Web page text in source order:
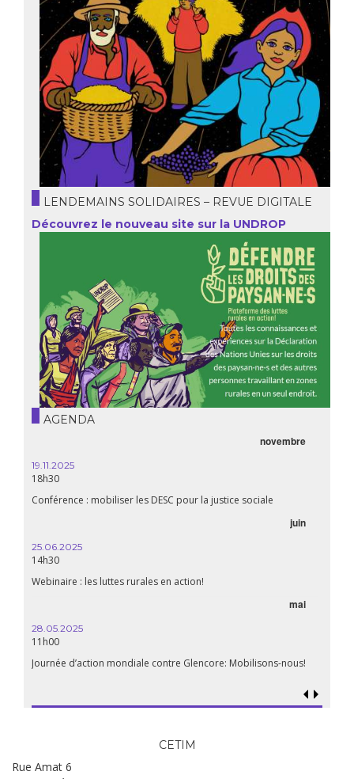
LENDEMAINS SOLIDAIRES – REVUE DIGITALE
Découvrez le nouveau site sur la UNDROP
AGENDA
novembre
19.11.2025
18h30
Conférence : mobiliser les DESC pour la justice sociale
juin
25.06.2025
14h30
Webinaire : les luttes rurales en action!
mai
28.05.2025
11h00
Journée d’action mondiale contre Glencore: Mobilisons-nous!
CETIM
Rue Amat 6